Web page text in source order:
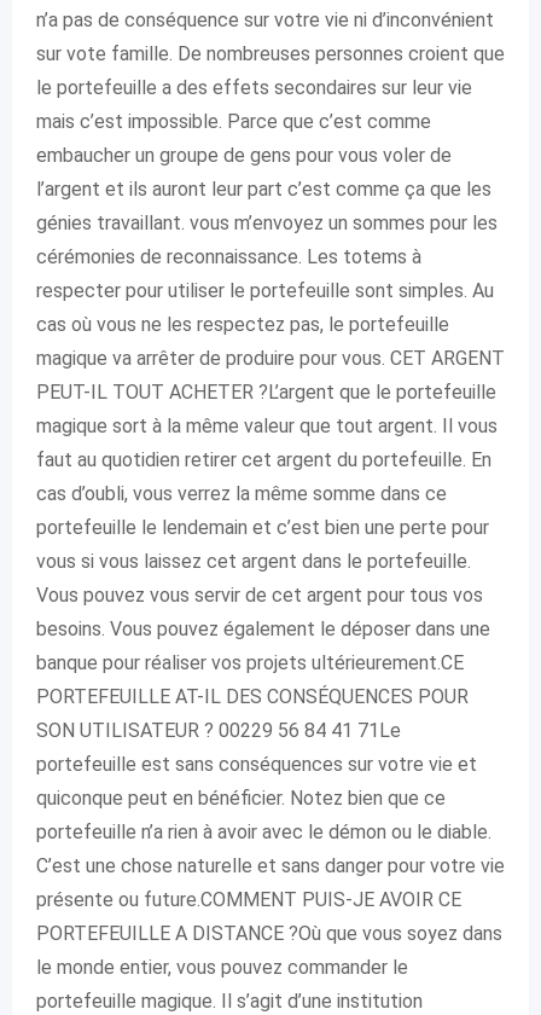
n’a pas de conséquence sur votre vie ni d’inconvénient
sur vote famille. De nombreuses personnes croient que
le portefeuille a des effets secondaires sur leur vie
mais c’est impossible. Parce que c’est comme
embaucher un groupe de gens pour vous voler de
l’argent et ils auront leur part c’est comme ça que les
génies travaillant. vous m’envoyez un sommes pour les
cérémonies de reconnaissance. Les totems à
respecter pour utiliser le portefeuille sont simples. Au
cas où vous ne les respectez pas, le portefeuille
magique va arrêter de produire pour vous. CET ARGENT
PEUT-IL TOUT ACHETER ?L’argent que le portefeuille
magique sort à la même valeur que tout argent. Il vous
faut au quotidien retirer cet argent du portefeuille. En
cas d’oubli, vous verrez la même somme dans ce
portefeuille le lendemain et c’est bien une perte pour
vous si vous laissez cet argent dans le portefeuille.
Vous pouvez vous servir de cet argent pour tous vos
besoins. Vous pouvez également le déposer dans une
banque pour réaliser vos projets ultérieurement.CE
PORTEFEUILLE AT-IL DES CONSÉQUENCES POUR
SON UTILISATEUR ? 00229 56 84 41 71Le
portefeuille est sans conséquences sur votre vie et
quiconque peut en bénéficier. Notez bien que ce
portefeuille n’a rien à avoir avec le démon ou le diable.
C’est une chose naturelle et sans danger pour votre vie
présente ou future.COMMENT PUIS-JE AVOIR CE
PORTEFEUILLE A DISTANCE ?Où que vous soyez dans
le monde entier, vous pouvez commander le
portefeuille magique. Il s’agit d’une institution